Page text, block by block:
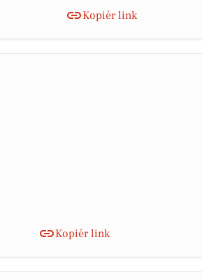
Kopiér link
Kopiér link